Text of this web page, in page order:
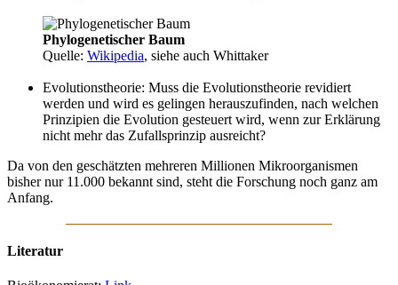
Phylogenetischer Baum
Quelle: Wikipedia, siehe auch Whittaker
Evolutionstheorie: Muss die Evolutionstheorie revidiert
werden und wird es gelingen herauszufinden, nach welchen
Prinzipien die Evolution gesteuert wird, wenn zur Erklärung
nicht mehr das Zufallsprinzip ausreicht?
Da von den geschätzten mehreren Millionen Mikroorganismen
bisher nur 11.000 bekannt sind, steht die Forschung noch ganz am
Anfang.
Literatur